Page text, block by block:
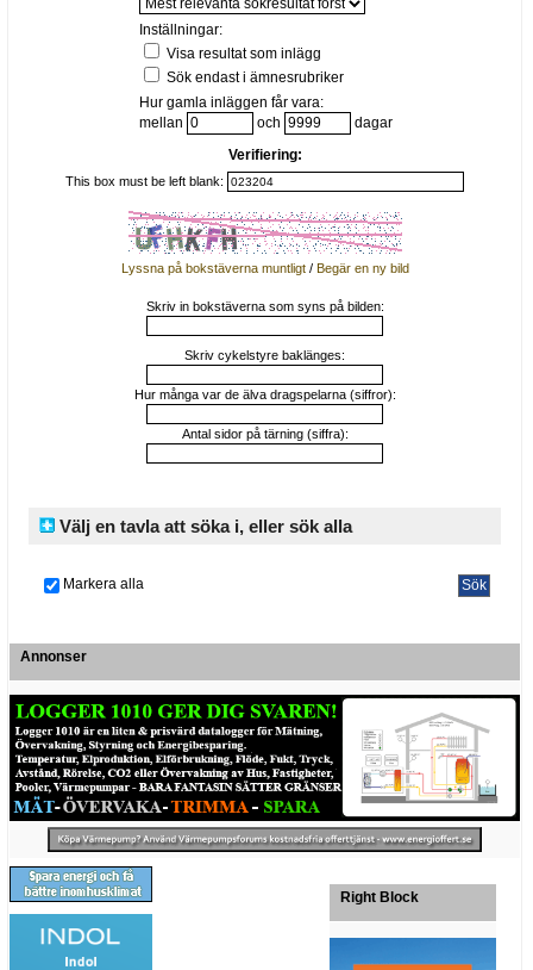
Inställningar:
Visa resultat som inlägg
Sök endast i ämnesrubriker
Hur gamla inläggen får vara:
mellan
och
dagar
Verifiering:
This box must be left blank:
Lyssna på bokstäverna muntligt/ Begär en ny bild
Skriv in bokstäverna som syns på bilden:
Skriv cykelstyre baklänges:
Hur många var de älva dragspelarna (siffror):
Antal sidor på tärning (siffra):
Välj en tavla att söka i, eller sök alla
Markera alla
Annonser
Right Block